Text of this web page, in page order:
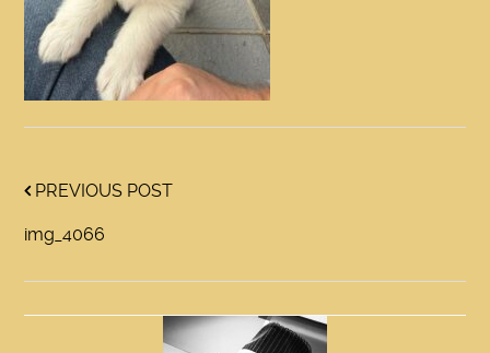
PREVIOUS POST
img_4066